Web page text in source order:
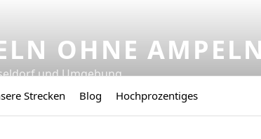
OHNE
und Umgebung
Strecken Blog Hochprozentiges